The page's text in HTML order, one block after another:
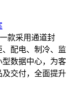
款采用通道封
配电、制冷、监
数据中心，为客
及交付，全面提升